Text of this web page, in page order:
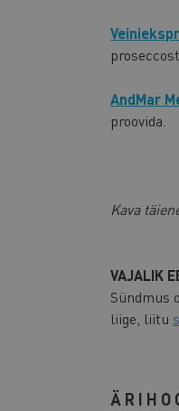
AndMar
proovida.
Kava
VAJALIK
Sündmus
liige, liitu